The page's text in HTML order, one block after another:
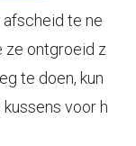
te ne
ze ontgroeid z
te doen, kun
voor h